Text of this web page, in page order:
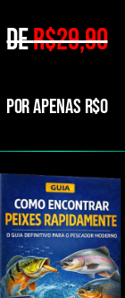
DER$29,90
POR APENAS R$0